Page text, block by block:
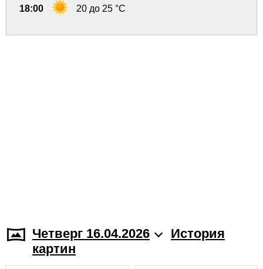
18:00 20 до 25 °C
Четверг 16.04.2026
История
картин